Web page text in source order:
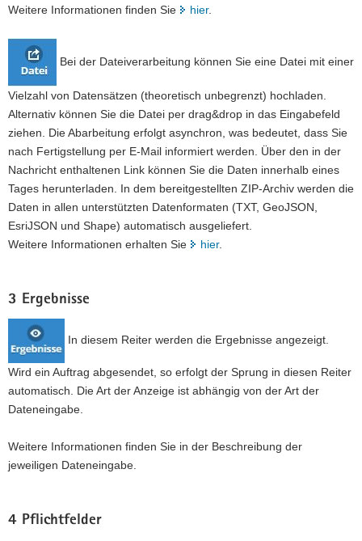
Weitere Informationen finden Sie
hier.
Bei der Dateiverarbeitung können Sie eine Datei mit einer
Vielzahl von Datensätzen (theoretisch unbegrenzt) hochladen.
Alternativ können Sie die Datei per drag&drop in das Eingabefeld
ziehen. Die Abarbeitung erfolgt asynchron, was bedeutet, dass Sie
nach Fertigstellung per E-Mail informiert werden. Über den in der
Nachricht enthaltenen Link können Sie die Daten innerhalb eines
Tages herunterladen. In dem bereitgestellten ZIP-Archiv werden die
Daten in allen unterstützten Datenformaten (TXT, GeoJSON,
EsriJSON und Shape) automatisch ausgeliefert.
Weitere Informationen erhalten Sie
hier.
3 Ergebnisse
In diesem Reiter werden die Ergebnisse angezeigt.
Wird ein Auftrag abgesendet, so erfolgt der Sprung in diesen Reiter
automatisch. Die Art der Anzeige ist abhängig von der Art der
Dateneingabe.
Weitere Informationen finden Sie in der Beschreibung der
jeweiligen Dateneingabe.
4 Pflichtfelder